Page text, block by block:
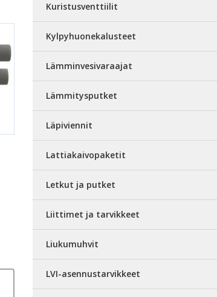
Kuristusventtiilit
Kylpyhuonekalusteet
Lämminvesivaraajat
Lämmitysputket
Läpiviennit
Lattiakaivopaketit
Letkut ja putket
Liittimet ja tarvikkeet
Liukumuhvit
LVI-asennustarvikkeet